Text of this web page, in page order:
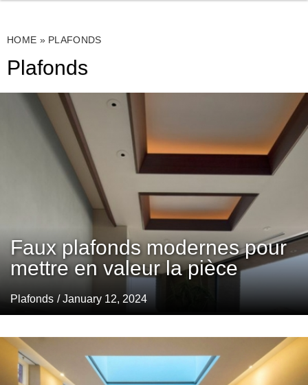
HOME » PLAFONDS
Plafonds
Faux plafonds modernes pour
mettre en valeur la pièce
Plafonds / January 12, 2024